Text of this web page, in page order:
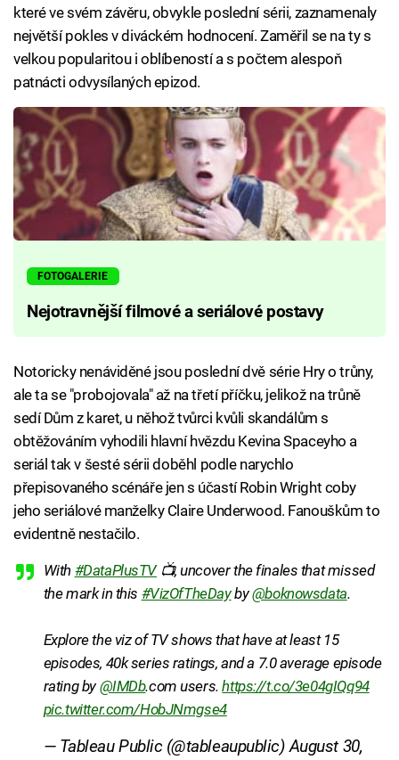
které ve svém závěru, obvykle poslední sérii, zaznamenaly
největší pokles v diváckém hodnocení. Zaměřil se na ty s
velkou popularitou i oblíbeností a s počtem alespoň
patnácti odvysílaných epizod.
FOTOGALERIE
Nejotravnější filmové a seriálové postavy
Notoricky nenáviděné jsou poslední dvě série Hry o trůny,
ale ta se "probojovala" až na třetí příčku, jelikož na trůně
sedí Dům z karet, u něhož tvůrci kvůli skandálům s
obtěžováním vyhodili hlavní hvězdu Kevina Spaceyho a
seriál tak v šesté sérii doběhl podle narychlo
přepisovaného scénáře jen s účastí Robin Wright coby
jeho seriálové manželky Claire Underwood. Fanouškům to
evidentně nestačilo.
With #DataPlusTV📺, uncover the finales that missed
the mark in this #VizOfTheDayby@boknowsdata.
Explore the viz of TV shows that have at least 15
episodes, 40k series ratings, and a 7.0 average episode
rating by@IMDb.com users.https://t.co/3e04gIQq94
pic.twitter.com/HobJNmgse4
— Tableau Public (@tableaupublic)August 30,